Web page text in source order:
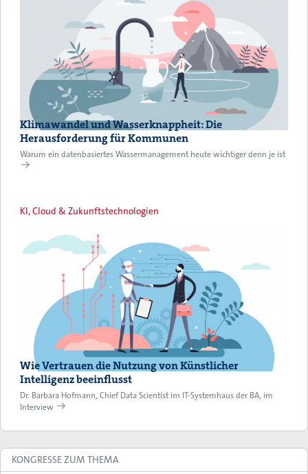
Klimawandel und Wasserknappheit: Die
Herausforderung für Kommunen
Warum ein datenbasiertes Wassermanagement heute wichtiger denn je ist
KI, Cloud & Zukunftstechnologien
Wie Vertrauen die Nutzung von Künstlicher
Intelligenz beeinflusst
Dr. Barbara Hofmann, Chief Data Scientist im IT-Systemhaus der BA, im
Interview
KONGRESSE ZUM THEMA